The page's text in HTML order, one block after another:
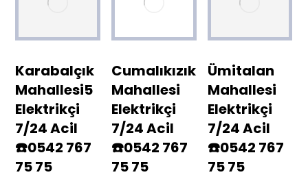
Karabalçık
Mahallesi5
Elektrikçi
7/24 Acil
☎️0542 767
75 75
Cumalıkızık
Mahallesi
Elektrikçi
7/24 Acil
☎️0542 767
75 75
Ümitalan
Mahallesi
Elektrikçi
7/24 Acil
☎️0542 767
75 75